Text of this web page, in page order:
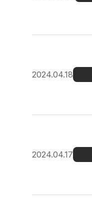
2024.04.18
2024.04.17